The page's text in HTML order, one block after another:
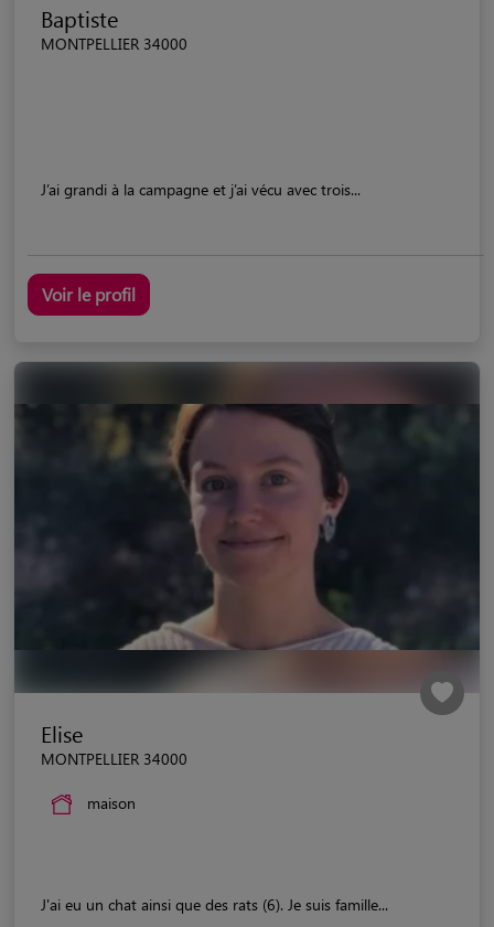
Baptiste
MONTPELLIER 34000
J’ai grandi à la campagne et j’ai vécu avec trois...
Voir le profil
Elise
MONTPELLIER 34000
maison
J'ai eu un chat ainsi que des rats (6). Je suis famille...